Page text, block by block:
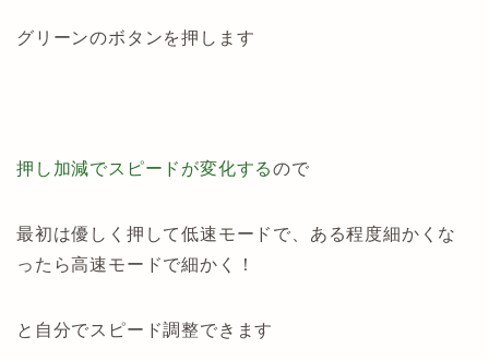
グリーンのボタンを押します
押し加減でスピードが変化するので
最初は優しく押して低速モードで、ある程度細かくな
ったら高速モードで細かく！
と自分でスピード調整できます